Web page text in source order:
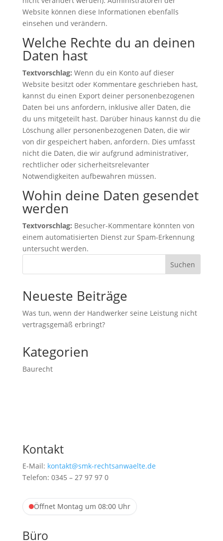
Website können diese Informationen ebenfalls
einsehen und verändern.
Welche Rechte du an deinen
Daten hast
Textvorschlag: Wenn du ein Konto auf dieser
Website besitzt oder Kommentare geschrieben hast,
kannst du einen Export deiner personenbezogenen
Daten bei uns anfordern, inklusive aller Daten, die
du uns mitgeteilt hast. Darüber hinaus kannst du die
Löschung aller personenbezogenen Daten, die wir
von dir gespeichert haben, anfordern. Dies umfasst
nicht die Daten, die wir aufgrund administrativer,
rechtlicher oder sicherheitsrelevanter
Notwendigkeiten aufbewahren müssen.
Wohin deine Daten gesendet
werden
Textvorschlag: Besucher-Kommentare könnten von
einem automatisierten Dienst zur Spam-Erkennung
untersucht werden.
Suchen
Neueste Beiträge
Was tun, wenn der Handwerker seine Leistung nicht
vertragsgemäß erbringt?
Kategorien
Baurecht
Kontakt
E-Mail: kontakt@smk-rechtsanwaelte.de
Telefon: 0345 – 27 97 97 0
Öffnet Montag um 08:00 Uhr
Büro